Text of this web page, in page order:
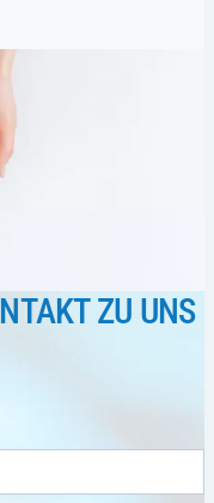
ZU UNS